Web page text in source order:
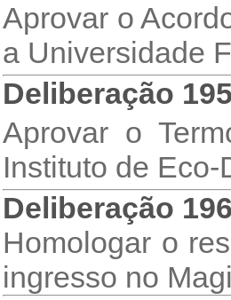
Aprovar o
a Universidade
Deliberação
Aprovar o
Instituto de
Deliberação
Homologar o
ingresso no